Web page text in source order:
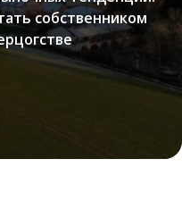
собственником